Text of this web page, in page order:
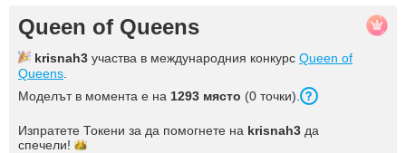
Queen of Queens
krisnah3 участва в международния конкурс Queen of
Queens
Моделът в момента е на 1293 място (0 точки).
Изпратете Токени за да помогнете на krisnah3 да
спечели!